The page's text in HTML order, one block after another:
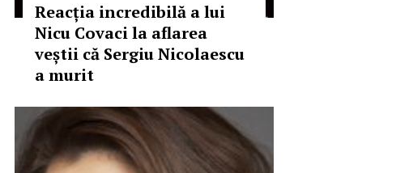
Reacția incredibilă a lui
Nicu Covaci la aflarea
veștii că Sergiu Nicolaescu
a murit